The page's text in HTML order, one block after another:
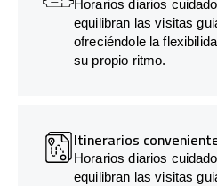
Horarios diarios
equilibran las visitas
ofreciéndole la
su propio ritmo.
Itinerarios
Horarios diarios
equilibran las visitas